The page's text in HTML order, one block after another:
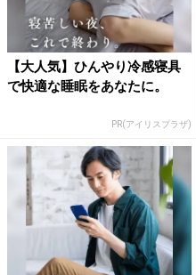
【大人気】ひんやり冷感寝具
で快適な睡眠をあなたに。
PR(アイリスプラザ)